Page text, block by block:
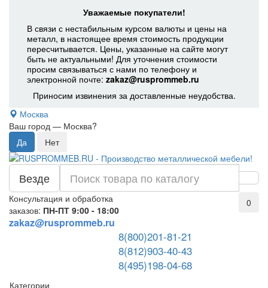
Уважаемые покупатели!
В связи с нестабильным курсом валюты и цены на
металл, в настоящее время стоимость продукции
пересчитывается. Цены, указанные на сайте могут
быть не актуальными! Для уточнения стоимости
просим связываться с нами по телефону и
электронной почте: zakaz@rusprommeb.ru
Приносим извинения за доставленные неудобства.
Москва
Ваш город — Москва?
Везде
Консультация и обработка
заказов: ПН-ПТ 9:00 - 18:00
zakaz@rusprommeb.ru
8(800)201-81-21
8(812)903-40-43
8(495)198-04-68
0
Категории